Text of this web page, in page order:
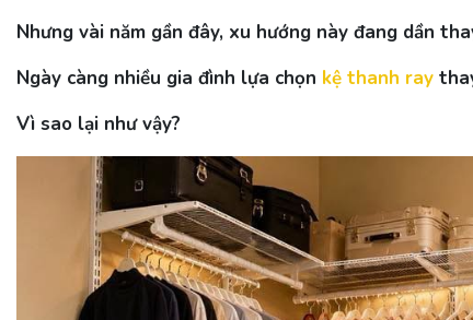
Nhưng vài năm gần đây, xu hướng này đang dần
Ngày càng nhiều gia đình lựa chọn kệ thanh ray
Vì sao lại như vậy?